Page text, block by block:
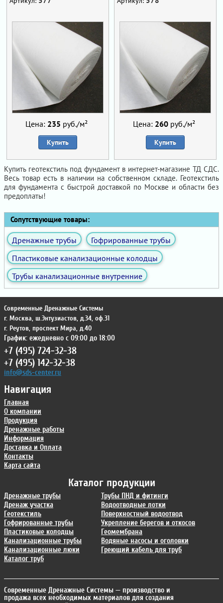
Цена: 235 руб./м²
Купить
Цена: 260 руб./м²
Купить
Купить геотекстиль под фундамент в интернет-магазине ТД СДС.
Весь товар есть в наличии на собственном складе. Геотекстиль
для фундамента с быстрой доставкой по Москве и области без
предоплаты!
Сопутствующие товары:
Дренажные трубы
Гофрированные трубы
Пластиковые канализационные колодцы
Трубы канализационные внутренние
Каталог продукции
Дренажные трубы
Дренаж участка
Геотекстиль
Гофрированные трубы
Пластиковые колодцы
Канализационные трубы
Канализационные люки
Каталог труб
Трубы ПНД и фитинги
Водоотводные лотки
Поверхностный водоотвод
Укрепление берегов и откосов
Геомембрана
Водяные насосы и оголовки
Греющий кабель для труб
Навигация
Главная
О компании
Продукция
Дренажные работы
Информация
Доставка и Оплата
Контакты
Карта сайта
Современные Дренажные Системы
г. Москва, ш.Энтузиастов, д.34, оф.31
г. Реутов, проспект Мира, д.40
График: ежедневно с 09:00 до 18:00
+7 (495) 724-32-38
+7 (495) 142-32-38
info@sds-center.ru
Современные Дренажные Системы — производство и
продажа всех необходимых материалов для создания